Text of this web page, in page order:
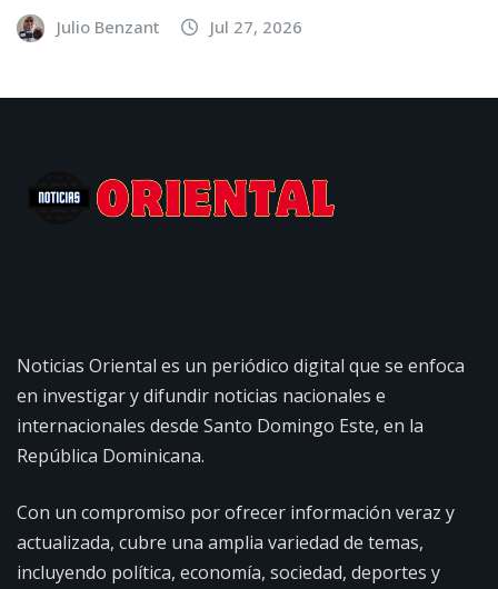
Julio Benzant Jul 27, 2026
Noticias Oriental es un periódico digital que se enfoca
en investigar y difundir noticias nacionales e
internacionales desde Santo Domingo Este, en la
República Dominicana.
Con un compromiso por ofrecer información veraz y
actualizada, cubre una amplia variedad de temas,
incluyendo política, economía, sociedad, deportes y